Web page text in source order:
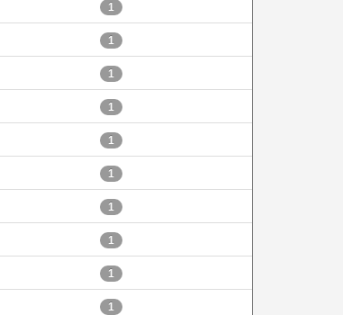
1
1
1
1
1
1
1
1
1
1